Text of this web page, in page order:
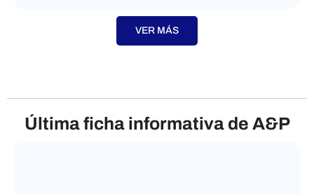
VER MÁS
Última ficha informativa de A&P